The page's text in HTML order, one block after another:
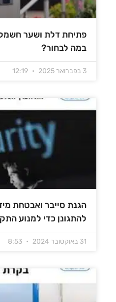
פתיחת דלת ושער
במה לבחור?
3 בפברואר 2025
הגנת סייבר ואבטחת
להתגונן כדי למנוע
31 באוקטובר 2024